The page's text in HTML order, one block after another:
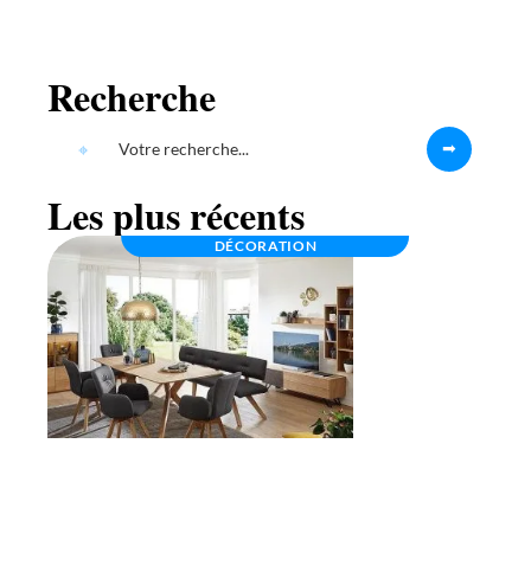
Recherche
Les plus récents
DÉCORATION